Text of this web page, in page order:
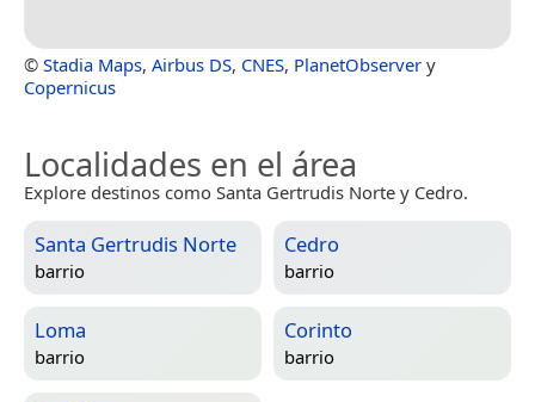
© Stadia Maps, Airbus DS, CNES, PlanetObserver y
Copernicus
Localidades en el área
Explore destinos como Santa Gertrudis Norte y Cedro.
Santa Gertrudis Norte
barrio
Cedro
barrio
Loma
barrio
Corinto
barrio